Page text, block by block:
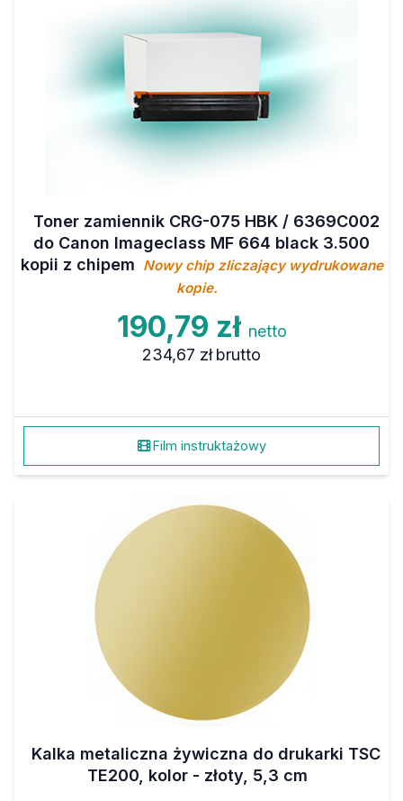
Toner zamiennik CRG-075 HBK / 6369C002
do Canon Imageclass MF 664 black 3.500
kopii z chipem Nowy chip zliczający wydrukowane
kopie.
190,79 zł netto
234,67 zł brutto
Film instruktażowy
Kalka metaliczna żywiczna do drukarki TSC
TE200, kolor - złoty, 5,3 cm